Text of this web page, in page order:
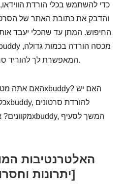
כדי להשתמש בכלי הורדת
והדבק את כתובת האתר של
החיפוש. המתן עד שהכלי יעבד
המאפשרת לך להוריד סרטונים מרובים במכה אחת.
ב-9xbuddy [יתרונות וחסרונות]